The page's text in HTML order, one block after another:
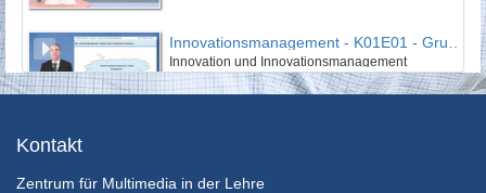
Innovation und Innovationsmanagement
25/07/2018
25/07/2018
Kontakt
Zentrum für Multimedia in der Lehre